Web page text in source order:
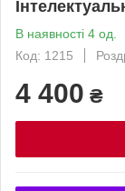
В наявності 4 од.
Код: 1215
4 400 ₴